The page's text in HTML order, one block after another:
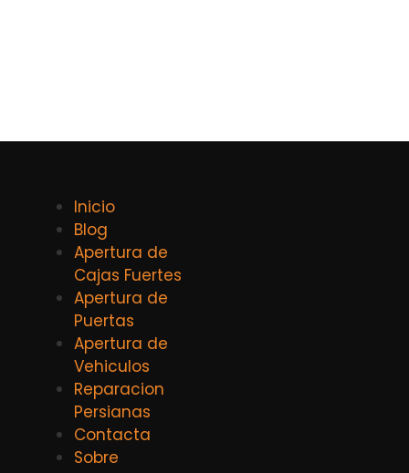
Inicio
Blog
Apertura de
Cajas Fuertes
Apertura de
Puertas
Apertura de
Vehiculos
Reparacion
Persianas
Contacta
Sobre